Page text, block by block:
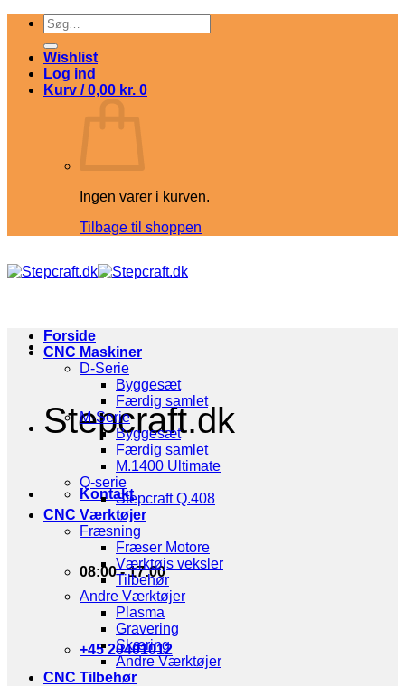
Fortsæt
indhold
Søg
efter:
Wishlist
Log ind
Kurv /0,00 kr. 0
Ingen varer i kurven.
Tilbage til shoppen
Stepcraft.dk
Kontakt
08:00 - 17:00
+45 20401012
Forside
CNC Maskiner
D-Serie
Byggesæt
Færdig samlet
M-Serie
Byggesæt
Færdig samlet
M.1400 Ultimate
Q-serie
Stepcraft Q.408
CNC Værktøjer
Fræsning
Fræser Motore
Værktøjs veksler
Tilbehør
Andre Værktøjer
Plasma
Gravering
Skæring
Andre Værktøjer
CNC Tilbehør